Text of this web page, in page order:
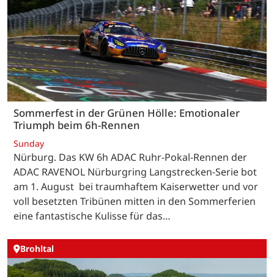
Sommerfest in der Grünen Hölle: Emotionaler
Triumph beim 6h-Rennen
Sunday
Nürburg. Das KW 6h ADAC Ruhr-Pokal-Rennen der
ADAC RAVENOL Nürburgring Langstrecken-Serie bot
am 1. August bei traumhaftem Kaiserwetter und vor
voll besetzten Tribünen mitten in den Sommerferien
eine fantastische Kulisse für das…
Brohltal